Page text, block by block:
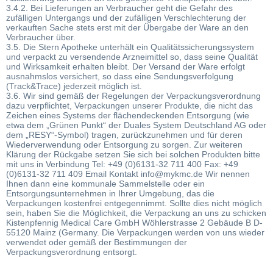
3.4.2. Bei Lieferungen an Verbraucher geht die Gefahr des
zufälligen Untergangs und der zufälligen Verschlechterung der
verkauften Sache stets erst mit der Übergabe der Ware an den
Verbraucher über.
3.5. Die Stern Apotheke unterhält ein Qualitätssicherungssystem
und verpackt zu versendende Arzneimittel so, dass seine Qualität
und Wirksamkeit erhalten bleibt. Der Versand der Ware erfolgt
ausnahmslos versichert, so dass eine Sendungsverfolgung
(Track&Trace) jederzeit möglich ist.
3.6. Wir sind gemäß der Regelungen der Verpackungsverordnung
dazu verpflichtet, Verpackungen unserer Produkte, die nicht das
Zeichen eines Systems der flächendeckenden Entsorgung (wie
etwa dem „Grünen Punkt“ der Duales System Deutschland AG oder
dem „RESY“-Symbol) tragen, zurückzunehmen und für deren
Wiederverwendung oder Entsorgung zu sorgen. Zur weiteren
Klärung der Rückgabe setzen Sie sich bei solchen Produkten bitte
mit uns in Verbindung Tel: +49 (0)6131-32 711 400 Fax: +49
(0)6131-32 711 409 Email Kontakt info@mykmc.de Wir nennen
Ihnen dann eine kommunale Sammelstelle oder ein
Entsorgungsunternehmen in Ihrer Umgebung, das die
Verpackungen kostenfrei entgegennimmt. Sollte dies nicht möglich
sein, haben Sie die Möglichkeit, die Verpackung an uns zu schicken
Kistenpfennig Medical Care GmbH Wöhlerstrasse 2 Gebäude B D-
55120 Mainz (Germany. Die Verpackungen werden von uns wieder
verwendet oder gemäß der Bestimmungen der
Verpackungsverordnung entsorgt.